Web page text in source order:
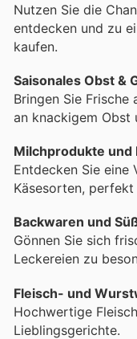
Nutzen Sie die
entdecken und zu
kaufen.
Saisonales Obst &
Bringen Sie Frische
an knackigem Obst
Milchprodukte und
Entdecken Sie
Käsesorten,
Backwaren und
Gönnen Sie sich
Leckereien zu
Fleisch- und
Hochwertige
Lieblingsgerichte.